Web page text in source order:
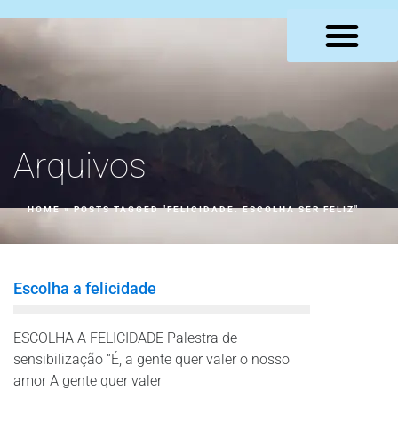
Arquivos
HOME»POSTS TAGGED "FELICIDADE. ESCOLHA SER FELIZ"
Escolha a felicidade
ESCOLHA A FELICIDADE Palestra de
sensibilização “É, a gente quer valer o nosso
amor A gente quer valer